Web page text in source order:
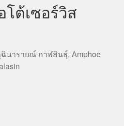
ต้เซอร์วิส
นารายณ์ กาฬสินธุ์, Amphoe